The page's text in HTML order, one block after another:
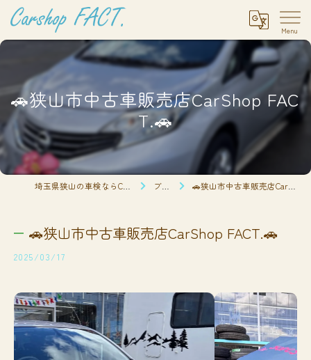
🚗狭山市中古車販売店CarShop FAC
T.🚗
ブログ 🚗狭山市中古車販売店CarShop FACT.🚗
🚗狭山市中古車販売店CarShop FACT.🚗
2025/03/17